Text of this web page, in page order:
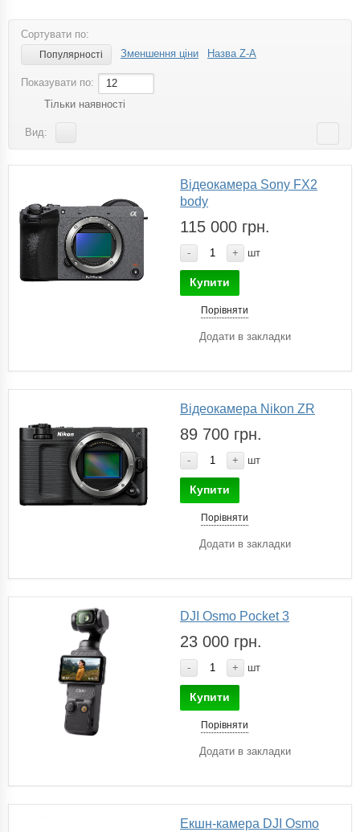
Сортувати по:
Популярності Зменшення ціни Назва Z-A
Показувати по:
12
Тільки наявності
Вид:
Відеокамера Sony FX2
body
115 000 грн.
- + шт
Купити
Порівняти
Додати в закладки
Відеокамера Nikon ZR
89 700 грн.
- + шт
Купити
Порівняти
Додати в закладки
DJI Osmo Pocket 3
23 000 грн.
- + шт
Купити
Порівняти
Додати в закладки
Екшн-камера DJI Osmo